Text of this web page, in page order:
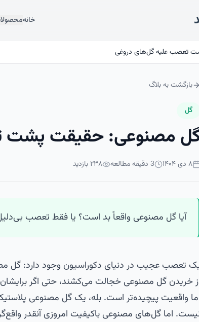
خانه
تعصب علیه گل‌های دروغی
بازگشت به بلاگ
گل
مصنوعی: حقیقت پشت
۸ دی ۱۴۰۴ 3 دقیقه مطالعه ۲۳۸ بازدید
آیا گل مصنوعی واقعاً بد است؟ یا فقط تعصب
تعصب عجیب در دنیای دکوراسیون وجود دارد: گل
خریدن گل مصنوعی خجالت می‌کشند، حتی اگر
واقعیت پیچیده‌تر است. بله، یک گل مصنوعی
اما گل‌های مصنوعی باکیفیت امروزی آنقدر